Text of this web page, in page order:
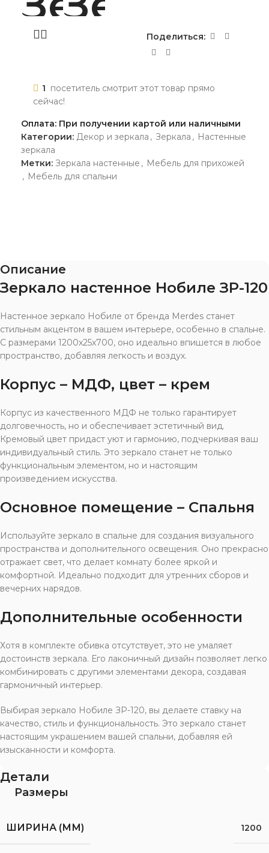
Поделиться:
1 посетитель смотрит этот товар прямо
сейчас!
Оплата: При получении картой или наличными
Категории: Декор и зеркала , Зеркала , Настенные
зеркала
Метки: Зеркала настенные , Мебель для прихожей
, Мебель для спальни
Описание
Зеркало настенное Нобиле ЗР-120
Настенное зеркало Нобиле от бренда Merdes станет
стильным акцентом в вашем интерьере, особенно в спальне.
С размерами 1200x25x700, оно идеально впишется в любое
пространство, добавляя легкость и воздух.
Корпус – МДФ, цвет – крем
Корпус из качественного МДФ не только гарантирует
долговечность, но и обеспечивает эстетичный вид.
Кремовый цвет придаст уют и гармонию, подчеркивая ваш
индивидуальный стиль. Это зеркало станет не только
функциональным элементом, но и настоящим
произведением искусства.
Основное помещение – Спальня
Используйте зеркало в спальне для создания визуального
пространства и дополнительного освещения. Оно прекрасно
отражает свет, что делает комнату более яркой и
комфортной. Идеально подходит для утренних сборов и
вечерних нарядов.
Дополнительные особенности
Хотя в комплекте обивка отсутствует, это не умаляет
достоинств зеркала. Его лаконичный дизайн позволяет легко
комбинировать с другими элементами декора, создавая
гармоничный интерьер.
Выбирая зеркало Нобиле ЗР-120, вы делаете ставку на
качество, стиль и функциональность. Это зеркало станет
настоящим украшением вашей спальни, добавляя ей
изысканности и комфорта.
Детали
Размеры
ШИРИНА (ММ) 1200